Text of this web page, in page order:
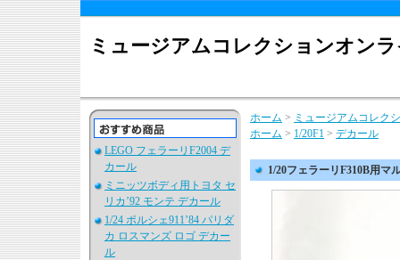
ミュージアムコレクションオン
LEGO フェラーリF2004 デ
カール
ミニッツボディ用トヨタ セ
リカ’92 モンテ デカール
1/24 ポルシェ911’84 パリダ
カ ロスマンズ ロゴ デカー
ル
ホーム > ミュージアムコレク
ホーム > 1/20F1 > デカール
1/20フェラーリF310B用マ